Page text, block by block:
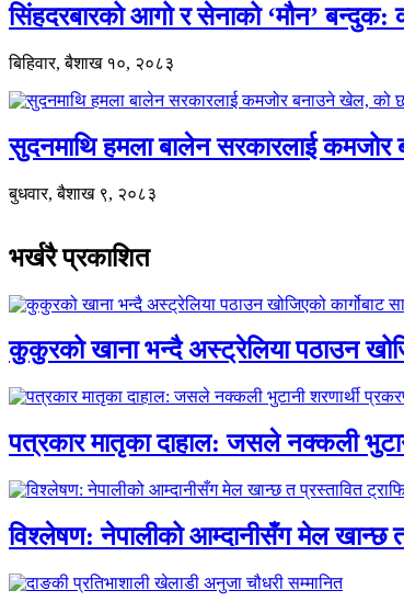
सिंहदरबारको आगो र सेनाको ‘मौन’
बिहिवार, बैशाख १०, २०८३
सुदनमाथि हमला बालेन सरकारलाई
बुधवार, बैशाख ९, २०८३
भर्खरै प्रकाशित
कुकुरको खाना भन्दै अस्ट्रेलिया पठाउन
पत्रकार मातृका दाहाल: जसले नक्कली
विश्लेषण: नेपालीको आम्दानीसँग मेल खान्छ